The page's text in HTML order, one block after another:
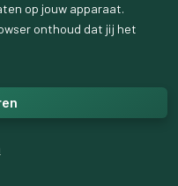
#vegan
op jouw apparaat.
onthoud dat jij het